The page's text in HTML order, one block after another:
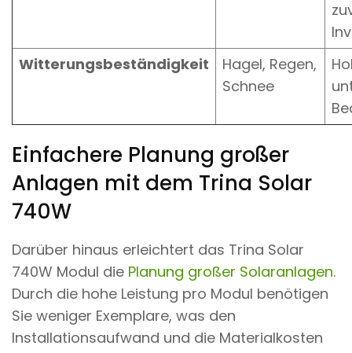
Witterungsbeständigkeit
Hagel, Regen,
Schnee
Einfachere Planung großer
Anlagen mit dem Trina Solar
740W
Darüber hinaus erleichtert das Trina Solar
740W Modul die Planung großer Solaranlagen.
Durch die hohe Leistung pro Modul benötigen
Sie weniger Exemplare, was den
Installationsaufwand und die Materialkosten